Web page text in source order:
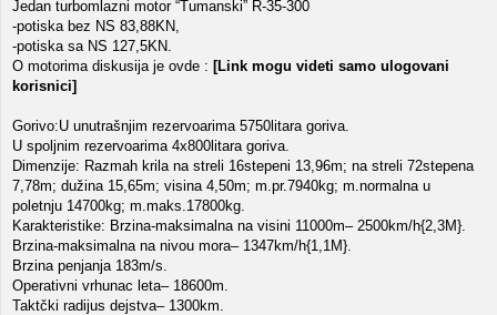
Jedan turbomlazni motor “Tumanski” R-35-300
-potiska bez NS 83,88KN,
-potiska sa NS 127,5KN.
O motorima diskusija je ovde : [Link mogu videti samo ulogovani
korisnici]
Gorivo:U unutrašnjim rezervoarima 5750litara goriva.
U spoljnim rezervoarima 4x800litara goriva.
Dimenzije: Razmah krila na streli 16stepeni 13,96m; na streli 72stepena
7,78m; dužina 15,65m; visina 4,50m; m.pr.7940kg; m.normalna u
poletnju 14700kg; m.maks.17800kg.
Karakteristike: Brzina-maksimalna na visini 11000m– 2500km/h{2,3M}.
Brzina-maksimalna na nivou mora– 1347km/h{1,1M}.
Brzina penjanja 183m/s.
Operativni vrhunac leta– 18600m.
Taktčki radijus dejstva– 1300km.